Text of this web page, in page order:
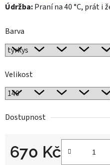
Údržba:Praní na 40 °C, prát i
Barva
Velikost
Dostupnost
670 Kč